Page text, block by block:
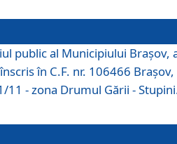
public al Municipiului Braşov,
în C.F. nr. 106466 Brașov,
- zona Drumul Gării -